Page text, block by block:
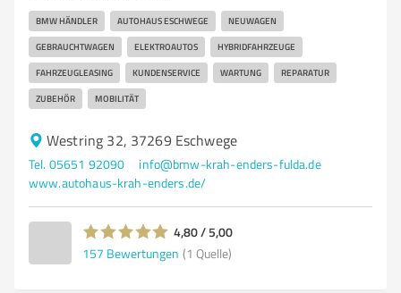
BMW HÄNDLER AUTOHAUS ESCHWEGE NEUWAGEN
GEBRAUCHTWAGEN ELEKTROAUTOS HYBRIDFAHRZEUGE
FAHRZEUGLEASING KUNDENSERVICE WARTUNG REPARATUR
ZUBEHÖR MOBILITÄT
Westring 32, 37269 Eschwege
Tel. 05651 92090
info@bmw-krah-enders-fulda.de
www.autohaus-krah-enders.de/
4,80 / 5,00
157 Bewertungen (1 Quelle)